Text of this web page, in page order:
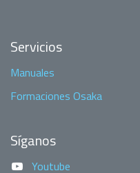
Servicios
Manuales
Formaciones Osaka
Síganos
Youtube